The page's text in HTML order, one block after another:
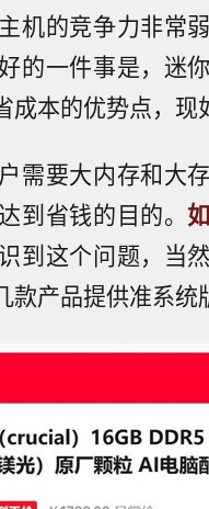
机的竞争力非常
的一件事是，迷
本的优势点，现
需要大内存和大
到省钱的目的。
到这个问题，当
产品提供准系统